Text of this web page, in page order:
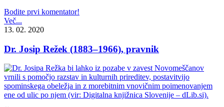
Bodite prvi komentator!
Več...
13. 02. 2020
Dr. Josip Režek (1883–1966), pravnik